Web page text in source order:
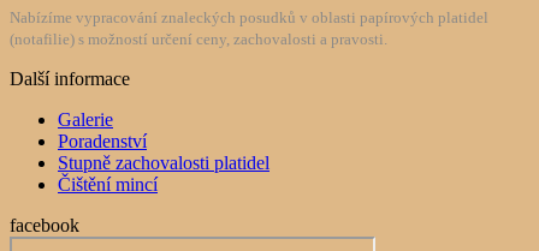
Nabízíme vypracování znaleckých posudků v oblasti papírových platidel
(notafilie) s možností určení ceny, zachovalosti a pravosti.
Další informace
Galerie
Poradenství
Stupně zachovalosti platidel
Čištění mincí
facebook